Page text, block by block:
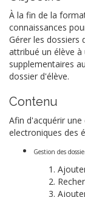
À la fin de la
connaissances
Gérer les dossiers
attribué un élève
supplementaires
dossier d'élève.
Contenu
Afin d'acquérir
electroniques des
Gestion des